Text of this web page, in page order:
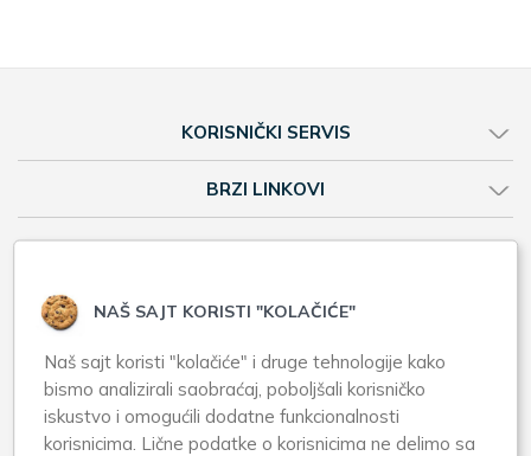
KORISNIČKI SERVIS
BRZI LINKOVI
Online prodavnica
Apotekarska ustanova Zero Pharm
Karađorđev trg 18, Zemun
NAŠ SAJT KORISTI "KOLAČIĆE"
Naš sajt koristi "kolačiće" i druge tehnologije kako
bismo analizirali saobraćaj, poboljšali korisničko
iskustvo i omogućili dodatne funkcionalnosti
korisnicima. Lične podatke o korisnicima ne delimo sa